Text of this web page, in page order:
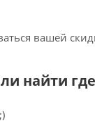
вашей
найти